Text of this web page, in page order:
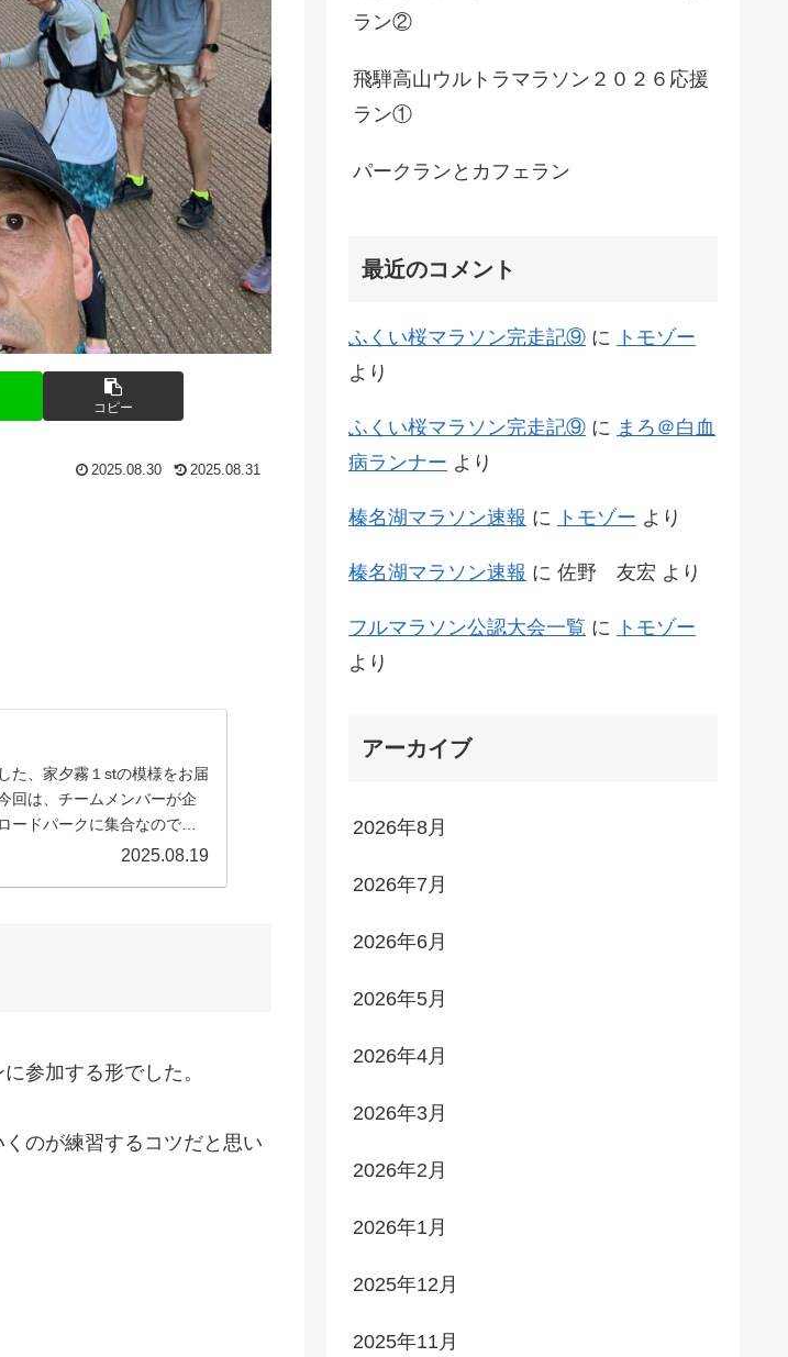
コピー
2025.08.30 2025.08.31
た、家夕霧１stの模様をお届
回は、チームメンバーが企
ドパークに集合なのです
2025.08.19
参加する形でした。
のが練習するコツだと思い
ラン②
飛騨高山ウルトラマラソン２０２６応援
ラン①
パークランとカフェラン
最近のコメント
ふくい桜マラソン完走記⑨ に
トモゾー
より
ふくい桜マラソン完走記⑨ に まろ＠白血
病ランナー より
榛名湖マラソン速報 に トモゾー より
榛名湖マラソン速報 に 佐野 友宏 より
フルマラソン公認大会一覧 に
トモゾー
より
アーカイブ
2026年8月
2026年7月
2026年6月
2026年5月
2026年4月
2026年3月
2026年2月
2026年1月
2025年12月
2025年11月